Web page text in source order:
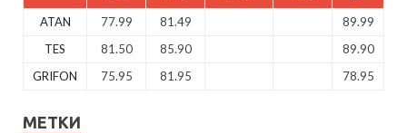
ATAN 77.99 81.49
89.99
TES
81.50 85.90
89.90
GRIFON
75.95 81.95 78.95
МЕТКИ